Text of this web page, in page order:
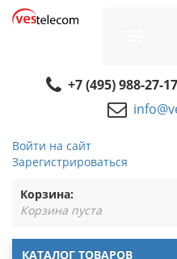
+7 (495) 988-27-17
Войти на сайт
Зарегистрироваться
Корзина:
Корзина пуста
КАТАЛОГ ТОВАРОВ